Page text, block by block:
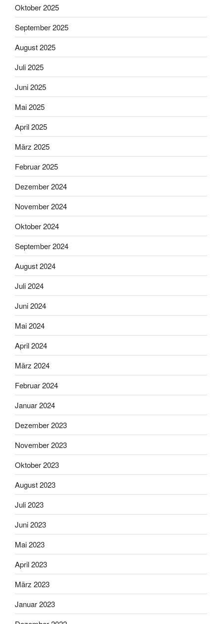
Oktober 2025
September 2025
August 2025
Juli 2025
Juni 2025
Mai 2025
April 2025
März 2025
Februar 2025
Dezember 2024
November 2024
Oktober 2024
September 2024
August 2024
Juli 2024
Juni 2024
Mai 2024
April 2024
März 2024
Februar 2024
Januar 2024
Dezember 2023
November 2023
Oktober 2023
August 2023
Juli 2023
Juni 2023
Mai 2023
April 2023
März 2023
Januar 2023